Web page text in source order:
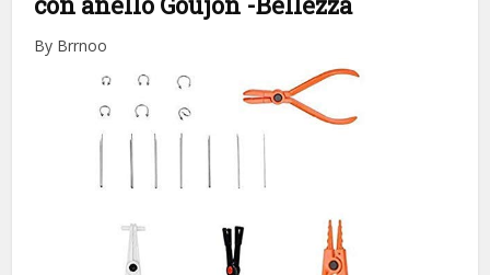
By Brrnoo